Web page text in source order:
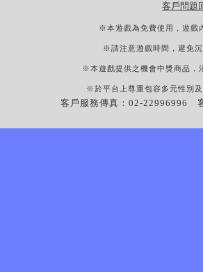
客戶問題
※本遊戲為免費使用，遊戲
※請注意遊戲時間，避免
※本遊戲提供之機會中獎商品，
※於平台上尊重包容多元性別
客戶服務傳真：02-22996996